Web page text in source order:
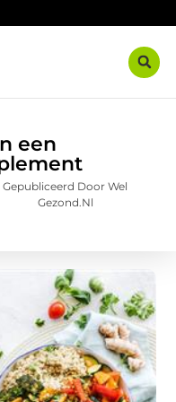
een
Gepubliceerd Door Wel
Gezond.nl